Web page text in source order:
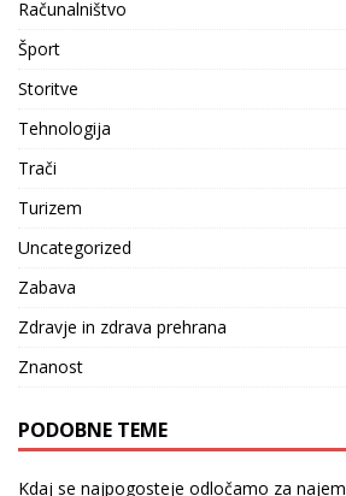
Računalništvo
Šport
Storitve
Tehnologija
Trači
Turizem
Uncategorized
Zabava
Zdravje in zdrava prehrana
Znanost
PODOBNE TEME
Kdaj se najpogosteje odločamo za najem